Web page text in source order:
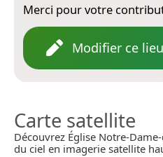
Merci pour votre
Modifier ce lieu
Carte satellite
Découvrez Église Notre-
du ciel en imagerie satellite